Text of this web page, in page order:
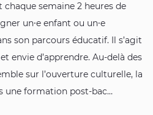
chaque semaine 2 heures de
un⸱e enfant ou un⸱e
son parcours éducatif. Il s’agit
envie d’apprendre. Au-delà des
sur l’ouverture culturelle, la
une formation post-bac…